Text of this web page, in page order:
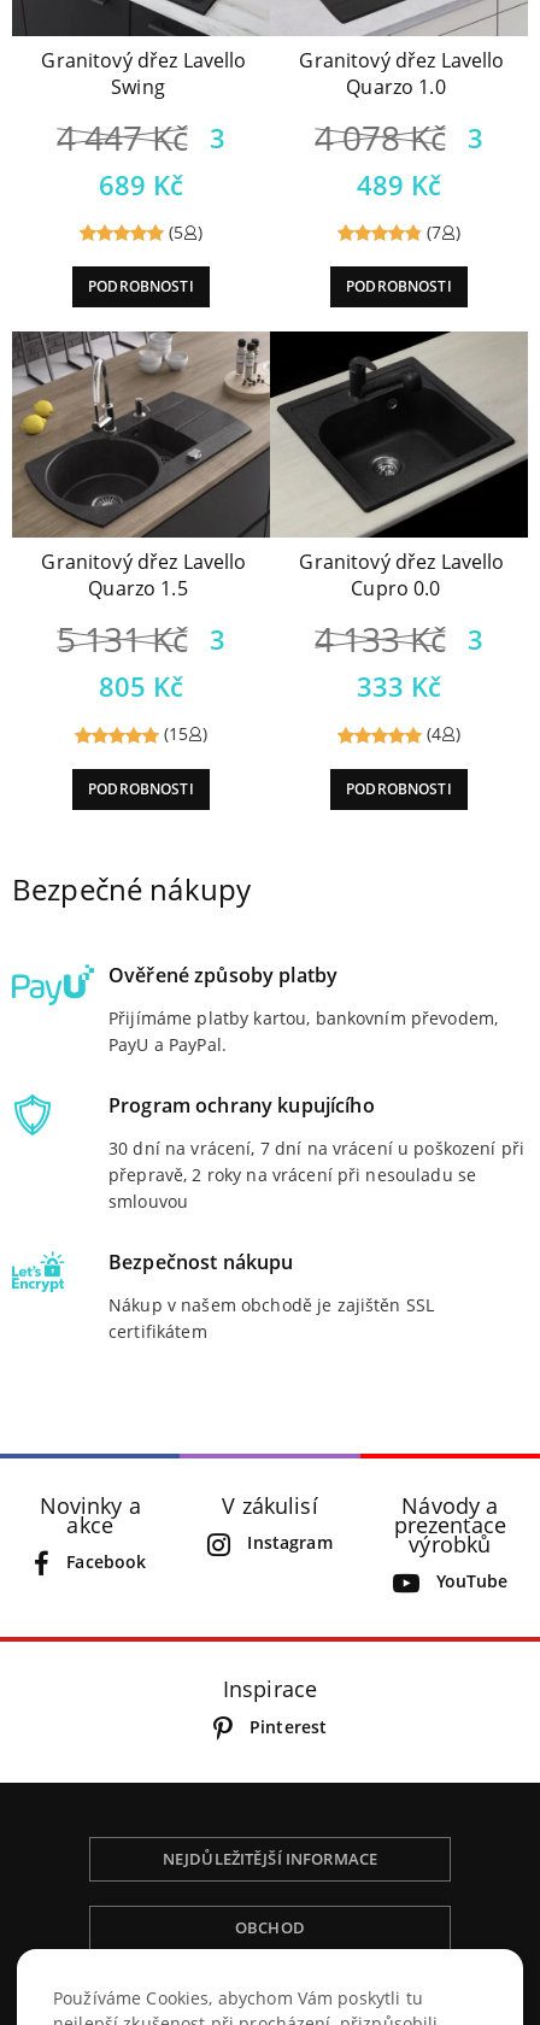
Granitový dřez Lavello
Swing
4 447Kč
3
689 Kč
out of
(5 )
PODROBNOSTI
Granitový dřez Lavello
Quarzo 1.0
4 078Kč
3
489 Kč
4.86out
(7 )
PODROBNOSTI
Granitový dřez Lavello
Quarzo 1.5
5 131Kč
3
805 Kč
out of
(15 )
PODROBNOSTI
Granitový dřez Lavello
Cupro 0.0
4 133Kč
3
333 Kč
out of
(4 )
PODROBNOSTI
Bezpečné nákupy
Ověřené způsoby platby
Přijímáme platby kartou, bankovním převodem,
PayU a PayPal.
Program ochrany kupujícího
30 dní na vrácení, 7 dní na vrácení u poškození při
přepravě, 2 roky na vrácení při nesouladu se
smlouvou
Bezpečnost nákupu
Nákup v našem obchodě je zajištěn SSL
certifikátem
Novinky a
akce
Facebook
V zákulisí
Instagram
Návody a
prezentace
výrobků
YouTube
Inspirace
Pinterest
NEJDŮLEŽITĚJŠÍ INFORMACE
OBCHOD
NÁKUPNÍ ŘÁD
Používáme Cookies, abychom Vám poskytli tu